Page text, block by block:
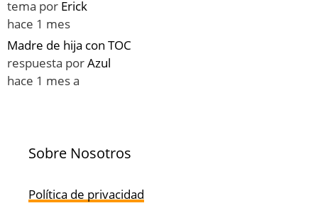
tema por Erick
hace 1 mes
Madre de hija con TOC
respuesta porAzul
hace 1 mes a
Sobre Nosotros
Política de privacidad